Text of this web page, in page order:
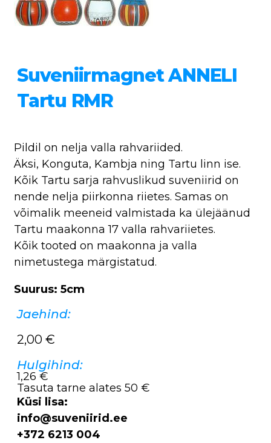
Suveniirmagnet ANNELI
Tartu RMR
Pildil on nelja valla rahvariided.
Äksi, Konguta, Kambja ning Tartu linn ise.
Kõik Tartu sarja rahvuslikud suveniirid on
nende nelja piirkonna riietes. Samas on
võimalik meeneid valmistada ka ülejäänud
Tartu maakonna 17 valla rahvariietes.
Kõik tooted on maakonna ja valla
nimetustega märgistatud.
Suurus: 5cm
Jaehind:
2,00 €
Hulgihind:
1,26 €
Tasuta tarne alates 50 €
Küsi lisa:
info@suveniirid.ee
+372 6213 004